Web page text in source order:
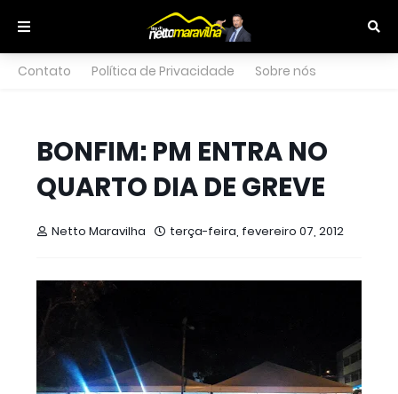
Contato Política de Privacidade Sobre nós
BONFIM: PM ENTRA NO
QUARTO DIA DE GREVE
Netto Maravilha terça-feira, fevereiro 07, 2012